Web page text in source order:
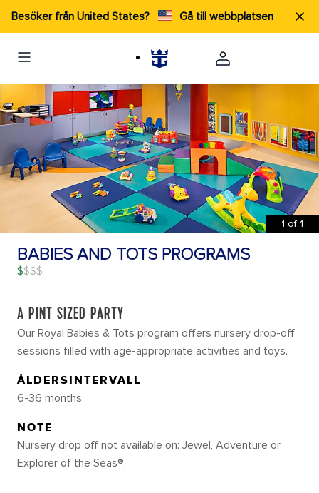
Besöker från United States? Gå till webbplatsen
1 of 1
BABIES AND TOTS PROGRAMS
$
A PINT SIZED PARTY
Our Royal Babies & Tots program offers nursery drop-off
sessions filled with age-appropriate activities and toys.
ÅLDERSINTERVALL
6-36 months
NOTE
Nursery drop off not available on: Jewel, Adventure or
Explorer of the Seas®.